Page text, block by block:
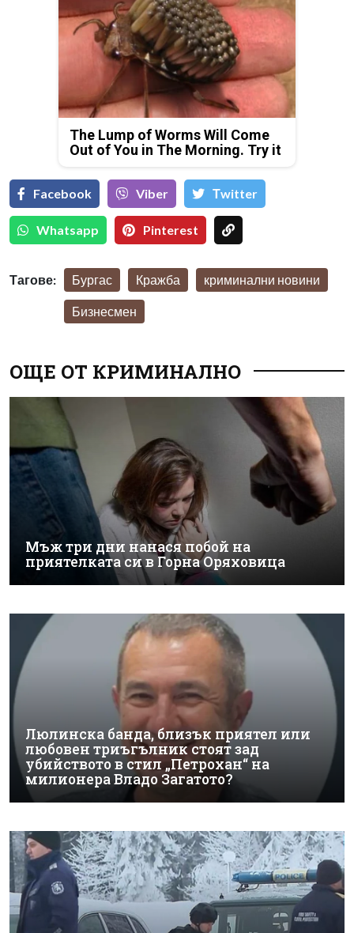
The Lump of Worms Will Come
Out of You in The Morning. Try it
Facebook Viber Тwitter
Whatsapp Pinterest
Тагове: Бургас Кражба криминални новини
Бизнесмен
ОЩЕ ОТ КРИМИНАЛНО
Мъж три дни нанася побой на
приятелката си в Горна Оряховица
Люлинска банда, близък приятел или
любовен триъгълник стоят зад
убийството в стил „Петрохан“ на
милионера Владо Загатото?